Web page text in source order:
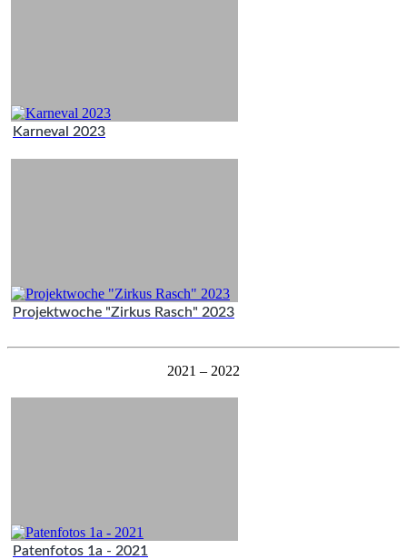
Karneval 2023
Projektwoche "Zirkus Rasch" 2023
2021 – 2022
Patenfotos 1a - 2021